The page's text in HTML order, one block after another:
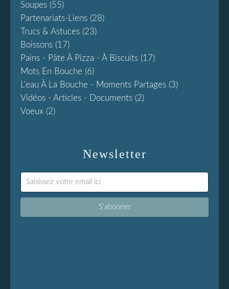
Newsletter
Soupes (55)
Partenariats-Liens (28)
Trucs & Astuces (23)
Boissons (17)
Pains - Pâte À Pizza - À Biscuits (17)
Mots En Bouche (6)
L'eau À La Bouche - Moments Partages (3)
Vidéos - Articles - Documents (2)
Voeux (2)